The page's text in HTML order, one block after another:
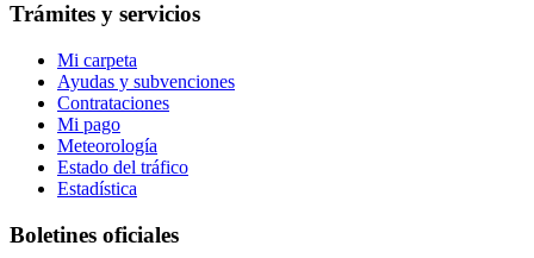
Trámites y servicios
Mi carpeta
Ayudas y subvenciones
Contrataciones
Mi pago
Meteorología
Estado del tráfico
Estadística
Boletines oficiales